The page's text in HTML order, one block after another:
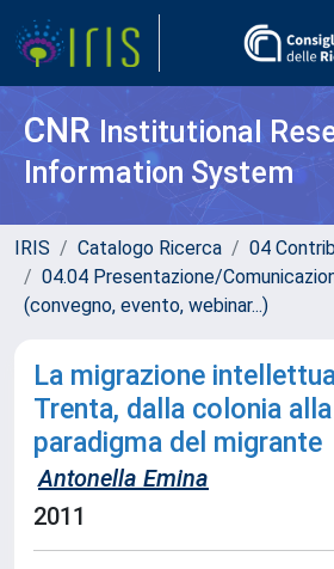
CNR Institutional
Information System
IRIS Catalogo Ricerca
04
04.04 Presentazione/
(convegno, evento, webinar...)
La migrazione
Trenta, dalla colonia
paradigma del migrante
Antonella Emina
2011